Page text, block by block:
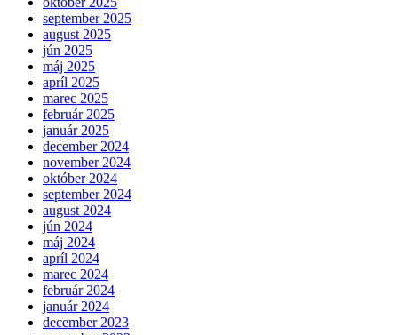
september 2025
august 2025
jún 2025
máj 2025
apríl 2025
marec 2025
február 2025
január 2025
december 2024
november 2024
október 2024
september 2024
august 2024
jún 2024
máj 2024
apríl 2024
marec 2024
február 2024
január 2024
december 2023